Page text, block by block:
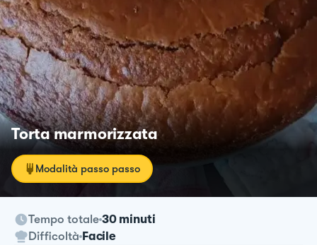
Torta marmorizzata
Modalità passo passo
Tempo totale 30 minuti
Difficoltà Facile